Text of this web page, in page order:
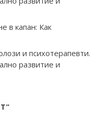
в капан: Как
и психотерапевти.
развитие и